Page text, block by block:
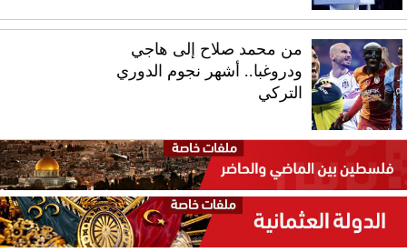
من محمد صلاح إلى هاجي
ودروغبا.. أشهر نجوم الدوري
التركي